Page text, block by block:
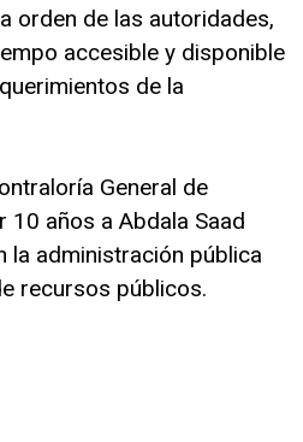
orden de las autoridades,
accesible y disponible
de la
General de
10 años a Abdala Saad
la administración pública
recursos públicos.